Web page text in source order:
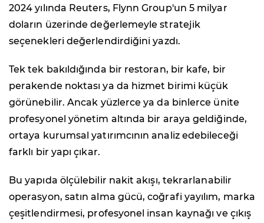
2024 yılında Reuters, Flynn Group'un 5 milyar
doların üzerinde değerlemeyle stratejik
seçenekleri değerlendirdiğini yazdı.
Tek tek bakıldığında bir restoran, bir kafe, bir
perakende noktası ya da hizmet birimi küçük
görünebilir. Ancak yüzlerce ya da binlerce ünite
profesyonel yönetim altında bir araya geldiğinde,
ortaya kurumsal yatırımcının analiz edebileceği
farklı bir yapı çıkar.
Bu yapıda ölçülebilir nakit akışı, tekrarlanabilir
operasyon, satın alma gücü, coğrafi yayılım, marka
çeşitlendirmesi, profesyonel insan kaynağı ve çıkış